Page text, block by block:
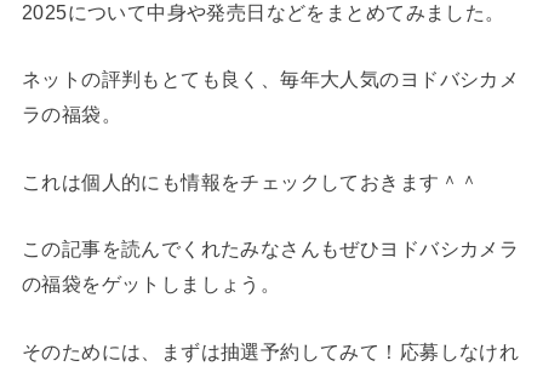
2025について中身や発売日などをまとめてみました。
ネットの評判もとても良く、毎年大人気のヨドバシカメ
ラの福袋。
これは個人的にも情報をチェックしておきます＾＾
この記事を読んでくれたみなさんもぜひヨドバシカメラ
の福袋をゲットしましょう。
そのためには、まずは抽選予約してみて！応募しなけれ